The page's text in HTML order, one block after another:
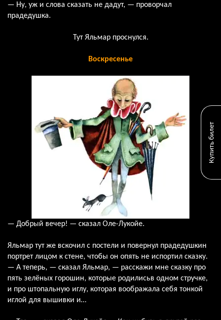
Купить билет
— Ну, уж и слова сказать не дадут, — проворчал
прадедушка.
Тут Яльмар проснулся.
Воскресенье
— Добрый вечер! — сказал Оле-Лукойе.
Яльмар тут же вскочил с постели и повернул прадедушкин
портрет лицом к стене, чтобы он опять не испортил сказку.
— А теперь, — сказал Яльмар, — расскажи мне сказку про
пять зелёных горошин, которые родилисьв одном стручке,
и про штопальную иглу, которая воображала себя тонкой
иглой для вышивки и…